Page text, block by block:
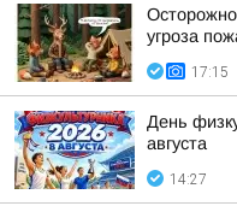
угроза
17:15
День
августа
14:27